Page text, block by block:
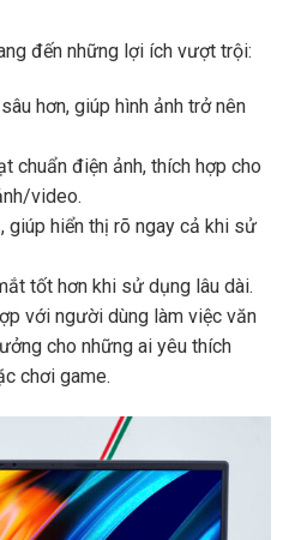
đến những lợi ích vượt trội:
hơn, giúp hình ảnh trở nên
chuẩn điện ảnh, thích hợp cho
video.
hiển thị rõ ngay cả khi sử
tốt hơn khi sử dụng lâu dài.
với người dùng làm việc văn
cho những ai yêu thích
chơi game.